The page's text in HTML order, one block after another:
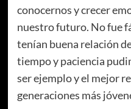
conocernos y crecer
nuestro futuro. No fue
tenían buena relación
tiempo y paciencia
ser ejemplo y el mejor
generaciones más